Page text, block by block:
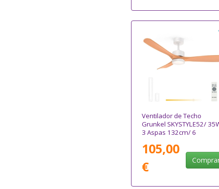
Ventilador de Techo
Grunkel SKYSTYLE52/
3 Aspas 132cm/ 6
105,00
€